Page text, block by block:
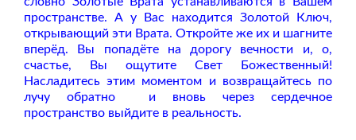
пространстве. А у Вас находится Золотой Ключ,
открывающий эти Врата. Откройте же их и шагните
вперёд. Вы попадёте на дорогу вечности и, о,
счастье, Вы ощутите Свет Божественный!
Насладитесь этим моментом и возвращайтесь по
лучу обратно
и вновь через сердечное
пространство выйдите в реальность.